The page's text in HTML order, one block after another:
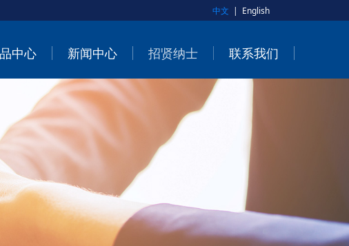
中文 | English
中心 新闻中心 招贤纳士 联系我们